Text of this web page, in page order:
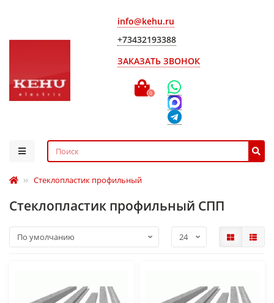
info@kehu.ru
+73432193388
ЗАКАЗАТЬ ЗВОНОК
0
Стеклопластик профильный
Стеклопластик профильный СПП